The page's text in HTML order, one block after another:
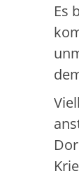
Es